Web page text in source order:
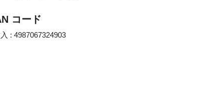
コード
: 4987067324903